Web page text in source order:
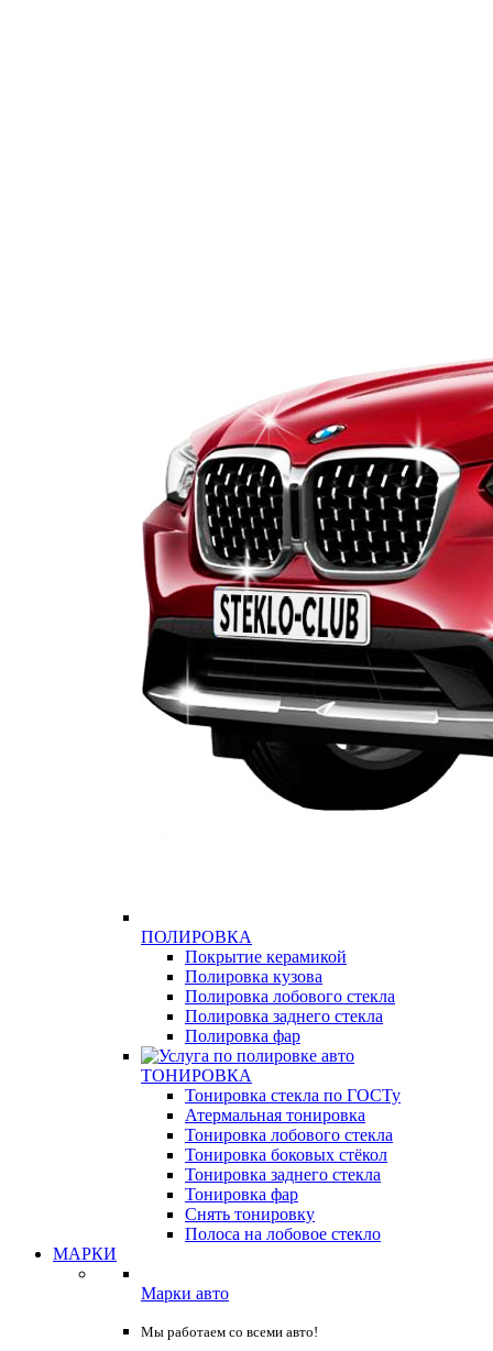
ПОЛИРОВКА
Покрытие керамикой
Полировка кузова
Полировка лобового стекла
Полировка заднего стекла
Полировка фар
ТОНИРОВКА
Тонировка стекла по ГОСТу
Атермальная тонировка
Тонировка лобового стекла
Тонировка боковых стёкол
Тонировка заднего стекла
Тонировка фар
Снять тонировку
Полоса на лобовое стекло
МАРКИ
Марки авто
Мы работаем со всеми авто!